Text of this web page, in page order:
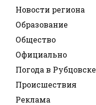
Новости региона
Образование
Общество
Официально
Погода в Рубцовске
Происшествия
Реклама